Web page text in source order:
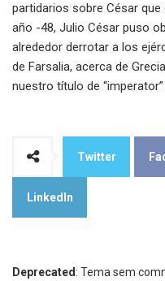
partidarios sobre César que
año -48, Julio César puso
alrededor derrotar a los
de Farsalia, acerca de
nuestro título de
Twitter
LinkedIn
Deprecated: Tema sem